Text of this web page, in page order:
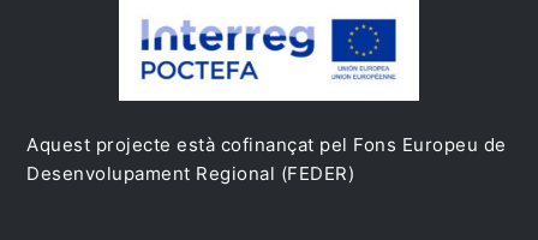
Aquest projecte està cofinançat pel Fons Europeu de
Desenvolupament Regional (FEDER)